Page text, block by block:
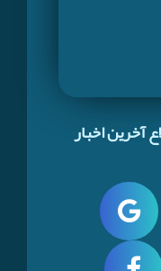
آخرین اخبار